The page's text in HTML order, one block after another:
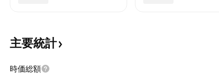
主要統計
時価総額